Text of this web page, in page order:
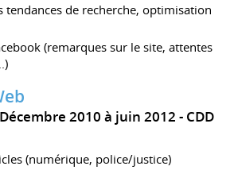
tendances de recherche, optimisation
(remarques sur le site, attentes
Décembre 2010 à juin 2012 CDD
(numérique, police/justice)